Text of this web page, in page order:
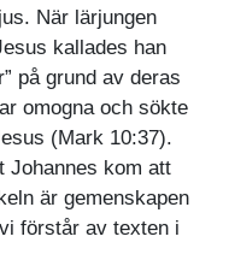
När lärjungen
kallades han
på grund av deras
omogna och sökte
(Mark 10:37).
Johannes kom att
är gemenskapen
förstår av texten i